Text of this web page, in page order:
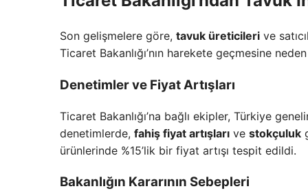
Son gelişmelere göre, tavuk üreticileri ve
Ticaret Bakanlığı’nın harekete geçmesine
Denetimler ve Fiyat Artışları
Ticaret Bakanlığı’na bağlı ekipler, Türkiye
denetimlerde, fahiş fiyat artışları ve stokçuluk
ürünlerinde %15’lik bir fiyat artışı tespit edildi.
Bakanlığın Kararının Sebepleri